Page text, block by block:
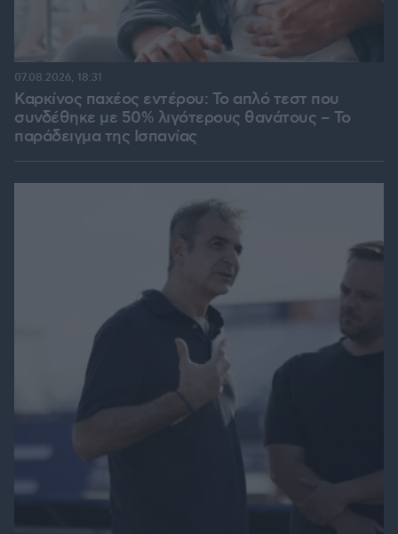
Καρκίνος παχέος εντέρου: Το απλό τεστ που
συνδέθηκε με 50% λιγότερους θανάτους – Το
παράδειγμα της Ισπανίας
07.08.2026, 18:31